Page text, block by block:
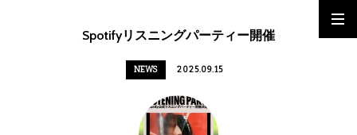
Spotifyリスニングパーティー開催
NEWS 2025.09.15